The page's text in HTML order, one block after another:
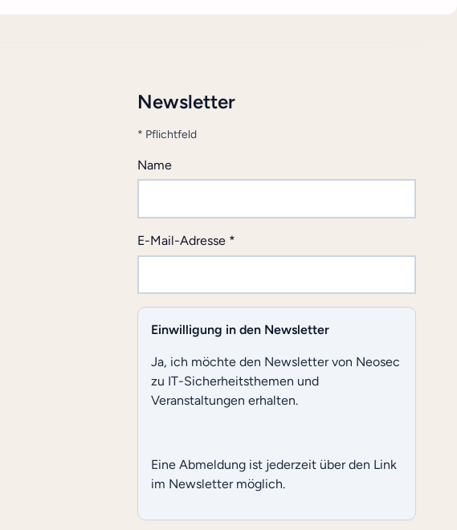
ARUM D
EUTSCHE K
LINIKEN U
RAXEN B
IND
Newsletter
* Pflichtfeld
Name
E-Mail-Adresse *
Einwilligung in den Newsletter
Ja, ich möchte den Newsletter von Neosec
zu IT-Sicherheitsthemen und
Veranstaltungen erhalten.
Eine Abmeldung ist jederzeit über den Link
im Newsletter möglich.